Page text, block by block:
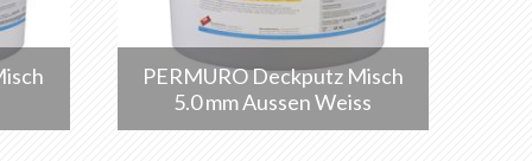
PERMURO Deckputz Misch
5.0 mm Aussen Weiss